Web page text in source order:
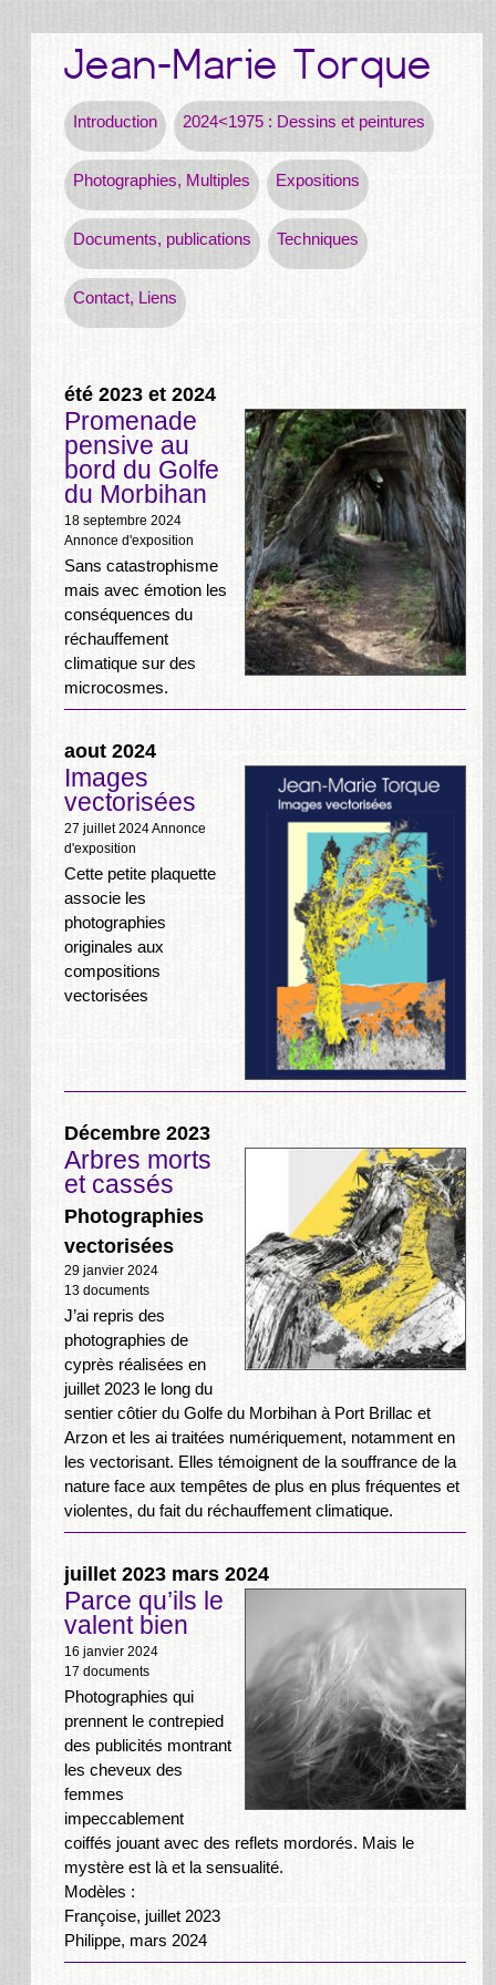
Introduction 2024<1975 : Dessins et peintures
Photographies, Multiples Expositions
Documents, publications Techniques
Contact, Liens
été 2023 et 2024
Promenade
pensive au
bord du Golfe
du Morbihan
18 septembre 2024
Annonce d'exposition
Sans catastrophisme
mais avec émotion les
conséquences du
réchauffement
climatique sur des
microcosmes.
aout 2024
Images
vectorisées
27 juillet 2024Annonce
d'exposition
Cette petite plaquette
associe les
photographies
originales aux
compositions
vectorisées
Décembre 2023
Arbres morts
et cassés
Photographies
vectorisées
29 janvier 2024
13 documents
J’ai repris des
photographies de
cyprès réalisées en
juillet 2023 le long du
sentier côtier du Golfe du Morbihan à Port Brillac et
Arzon et les ai traitées numériquement, notamment en
les vectorisant. Elles témoignent de la souffrance de la
nature face aux tempêtes de plus en plus fréquentes et
violentes, du fait du réchauffement climatique.
juillet 2023 mars 2024
Parce qu’ils le
valent bien
16 janvier 2024
17 documents
Photographies qui
prennent le contrepied
des publicités montrant
les cheveux des
femmes
impeccablement
coiffés jouant avec des reflets mordorés. Mais le
mystère est là et la sensualité.
Modèles :
Françoise, juillet 2023
Philippe, mars 2024